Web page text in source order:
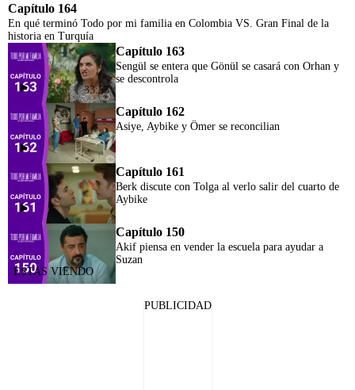
Capítulo 164
En qué terminó Todo por mi familia en Colombia VS. Gran Final de la
historia en Turquía
33:53
Capítulo 163
Sengül se entera que Gönül se casará con Orhan y
se descontrola
Capítulo 162
Asiye, Aybike y Ömer se reconcilian
Capítulo 161
Berk discute con Tolga al verlo salir del cuarto de
Aybike
Capítulo 150
Akif piensa en vender la escuela para ayudar a
Suzan
PUBLICIDAD